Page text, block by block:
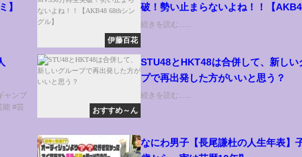
】
伊藤百花
破！勢い止まらないよね！！【
68thシングル】
続きを読む......
ャンブ
能 #芸
おすすめ～ん
STU48とHKT48は合併して、新しい
プで再出発した方がいいと思う？
続きを読む......
なにわ男子【長尾謙杜の人生年表】